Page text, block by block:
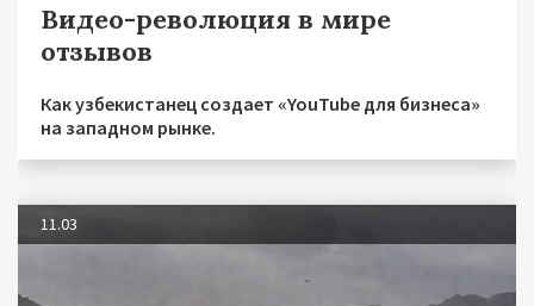
Видео-революция в мире
отзывов
Как узбекистанец создает «YouTube для бизнеса»
на западном рынке.
11.03